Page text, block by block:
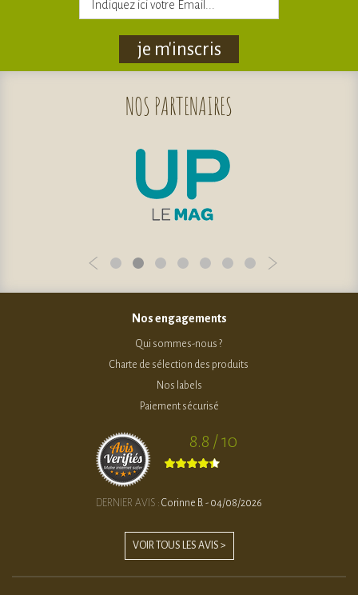
je m'inscris
NOS PARTENAIRES
Nos engagements
Qui sommes-nous ?
Charte de sélection des produits
Nos labels
Paiement sécurisé
8.8 / 10
DERNIER AVIS : Corinne B. - 04/08/2026
VOIR TOUS LES AVIS >